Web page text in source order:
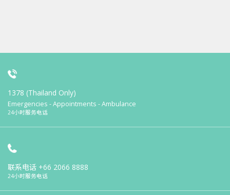
1378 (Thailand Only)
Emergencies - Appointments - Ambulance
24小时服务电话
联系电话 +66 2066 8888
24小时服务电话